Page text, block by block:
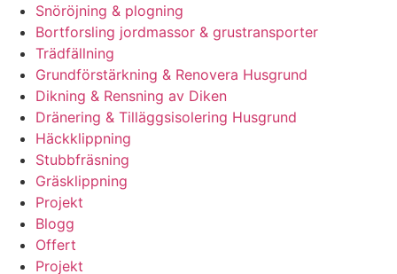
Snöröjning & plogning
Bortforsling jordmassor & grustransporter
Trädfällning
Grundförstärkning & Renovera Husgrund
Dikning & Rensning av Diken
Dränering & Tilläggsisolering Husgrund
Häckklippning
Stubbfräsning
Gräsklippning
Projekt
Blogg
Offert
Projekt